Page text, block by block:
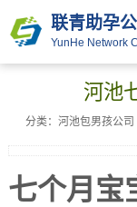
联青助孕公
YunHe Network
河池
分类：河池包男孩公司
七个月宝